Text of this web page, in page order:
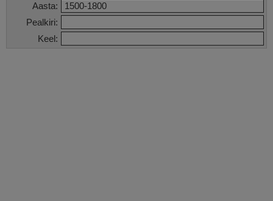
Aasta:
Pealkiri:
Keel: